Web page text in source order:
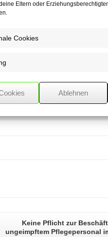
Eltern oder
Cookies
Ablehnen
nicht
Hat
Namen des Familienmitglieds
offenbaren,
Keine Pflicht zur
ungeimpftem Pflegepersonal